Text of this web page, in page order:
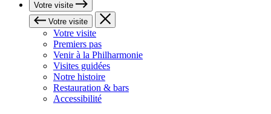
Votre visite
Votre visite
Votre visite
Premiers pas
Venir à la Philharmonie
Visites guidées
Notre histoire
Restauration & bars
Accessibilité